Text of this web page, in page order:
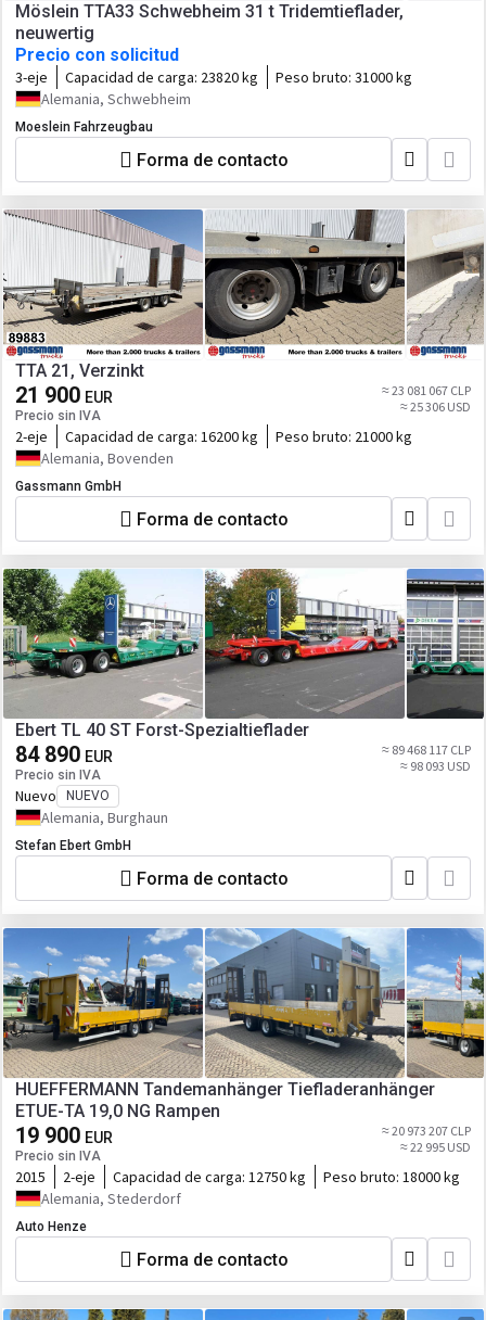
Möslein TTA33 Schwebheim 31 t Tridemtieflader,
neuwertig
Precio con solicitud
3-eje Capacidad de carga: 23820 kg Peso bruto: 31000 kg
Alemania, Schwebheim
Moeslein Fahrzeugbau
Forma de contacto
TTA 21, Verzinkt
21 900 EUR
Precio sin IVA
≈ 23 081 067 CLP
≈ 25 306 USD
2-eje Capacidad de carga: 16200 kg Peso bruto: 21000 kg
Alemania, Bovenden
Gassmann GmbH
Forma de contacto
Ebert TL 40 ST Forst-Spezialtieflader
84 890 EUR
Precio sin IVA
≈ 89 468 117 CLP
≈ 98 093 USD
Nuevo NUEVO
Alemania, Burghaun
Stefan Ebert GmbH
Forma de contacto
HUEFFERMANN Tandemanhänger Tiefladeranhänger
ETUE-TA 19,0 NG Rampen
19 900 EUR
Precio sin IVA
≈ 20 973 207 CLP
≈ 22 995 USD
2015 2-eje Capacidad de carga: 12750 kg Peso bruto: 18000 kg
Alemania, Stederdorf
Auto Henze
Forma de contacto